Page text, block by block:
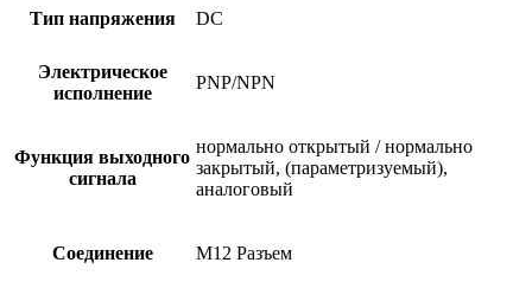
Тип напряжения DC
Электрическое
исполнение
PNP/NPN
Функция выходного
сигнала
нормально открытый / нормально
закрытый, (параметризуемый),
аналоговый
Соединение M12 Разъем